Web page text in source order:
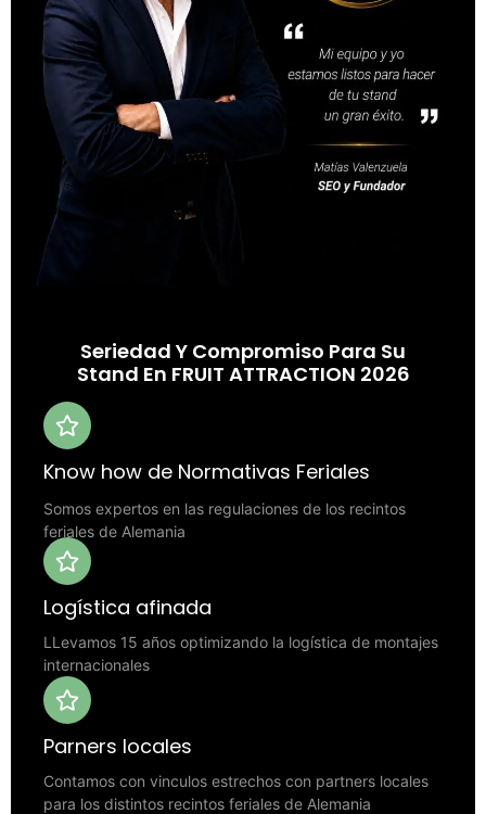
Seriedad Y Compromiso Para Su
Stand En FRUIT ATTRACTION 2026
Know how de Normativas Feriales
Somos expertos en las regulaciones de los recintos
feriales de Alemania
Logística afinada
LLevamos 15 años optimizando la logística de montajes
internacionales
Parners locales
Contamos con vinculos estrechos con partners locales
para los distintos recintos feriales de Alemania